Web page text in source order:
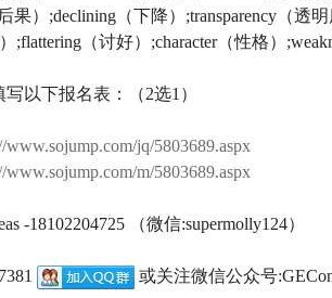
果）;declining（下降）;transparency（透
;flattering（讨好）;character（性格）
以下报名表：（2选1）
www.sojump.com/jq/5803689.aspx
www.sojump.com/m/5803689.aspx
-18102204725 （微信:supermolly124）
或关注微信公众号